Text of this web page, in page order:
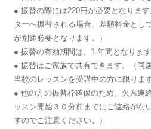
● 振替の際には220円が必要となりま
ターへ振替される場合、差額料金とし
が別途必要となります。）
● 振替の有効期間は、1 年間となります
● 振替はご家族で共有できます。（同
当校のレッスンを受講中の方に限ります
● 他の方の振替枠確保のため、欠席連
ッスン開始３０分前までにご連絡がな
すのでご注意ください。）